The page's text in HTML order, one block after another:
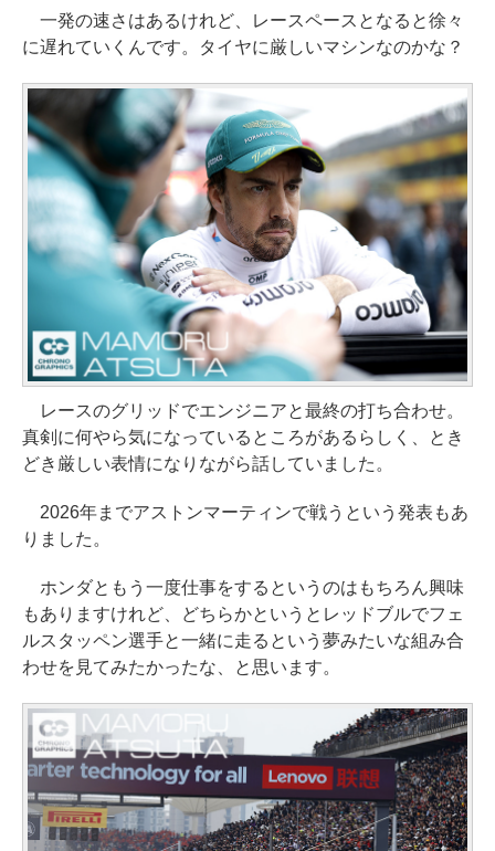
一発の速さはあるけれど、レースペースとなると徐々
に遅れていくんです。タイヤに厳しいマシンなのかな？
レースのグリッドでエンジニアと最終の打ち合わせ。
真剣に何やら気になっているところがあるらしく、とき
どき厳しい表情になりながら話していました。
2026年までアストンマーティンで戦うという発表もあ
りました。
ホンダともう一度仕事をするというのはもちろん興味
もありますけれど、どちらかというとレッドブルでフェ
ルスタッペン選手と一緒に走るという夢みたいな組み合
わせを見てみたかったな、と思います。